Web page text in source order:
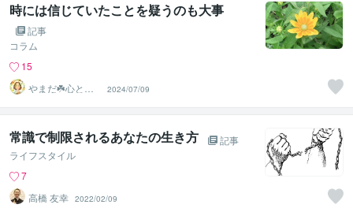
時には信じていたことを疑うのも大事
記事
コラム
15
やまだ☘️心と頭
がスッキリ整う
サロン
2024/07/09
常識で制限されるあなたの生き方
記事
ライフスタイル
7
高橋 友幸 2022/02/09